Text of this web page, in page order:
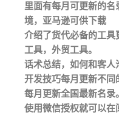
里面有每月可更新的
境，亚马逊可供下载
介绍了货代必备的工
工具，外贸工具。
话术总结，如何和客
开发技巧每月更新不同
每月更新全国最新名录。
使用微信授权就可以